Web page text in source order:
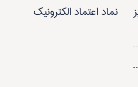
نماد اعتماد الکترونیک